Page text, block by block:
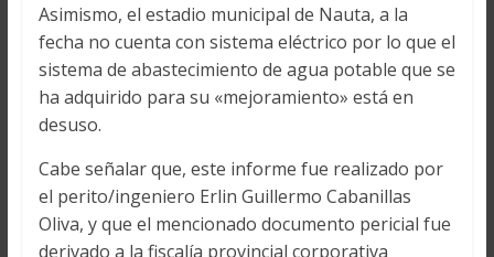
Asimismo, el estadio municipal de Nauta, a la
fecha no cuenta con sistema eléctrico por lo que el
sistema de abastecimiento de agua potable que se
ha adquirido para su «mejoramiento» está en
desuso.
Cabe señalar que, este informe fue realizado por
el perito/ingeniero Erlin Guillermo Cabanillas
Oliva, y que el mencionado documento pericial fue
derivado a la fiscalía provincial corporativa